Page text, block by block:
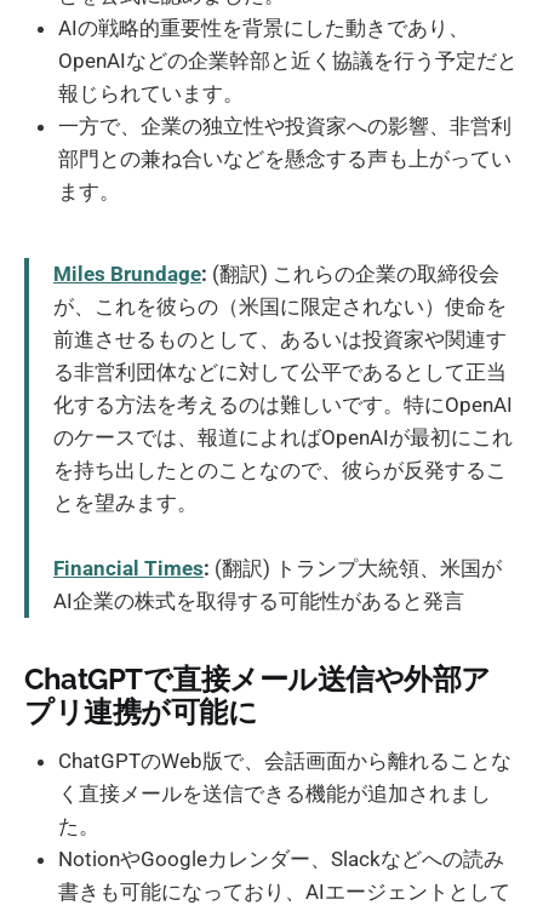
AIの戦略的重要性を背景にした動きであり、
OpenAIなどの企業幹部と近く協議を行う予定だと
報じられています。
一方で、企業の独立性や投資家への影響、非営利
部門との兼ね合いなどを懸念する声も上がってい
ます。
Miles Brundage: (翻訳) これらの企業の取締役会
が、これを彼らの（米国に限定されない）使命を
前進させるものとして、あるいは投資家や関連す
る非営利団体などに対して公平であるとして正当
化する方法を考えるのは難しいです。特にOpenAI
のケースでは、報道によればOpenAIが最初にこれ
を持ち出したとのことなので、彼らが反発するこ
とを望みます。
Financial Times: (翻訳) トランプ大統領、米国が
AI企業の株式を取得する可能性があると発言
ChatGPTで直接メール送信や外部ア
プリ連携が可能に
ChatGPTのWeb版で、会話画面から離れることな
く直接メールを送信できる機能が追加されまし
た。
NotionやGoogleカレンダー、Slackなどへの読み
書きも可能になっており、AIエージェントとして